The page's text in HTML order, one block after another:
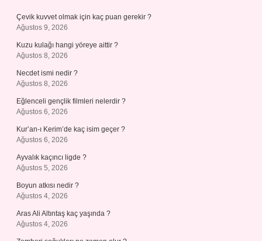
Çevik kuvvet olmak için kaç puan gerekir ?
Ağustos 9, 2026
Kuzu kulağı hangi yöreye aittir ?
Ağustos 8, 2026
Necdet ismi nedir ?
Ağustos 8, 2026
Eğlenceli gençlik filmleri nelerdir ?
Ağustos 6, 2026
Kur’an-ı Kerim’de kaç isim geçer ?
Ağustos 6, 2026
Ayvalık kaçıncı ligde ?
Ağustos 5, 2026
Boyun atkısı nedir ?
Ağustos 4, 2026
Aras Ali Altıntaş kaç yaşında ?
Ağustos 4, 2026